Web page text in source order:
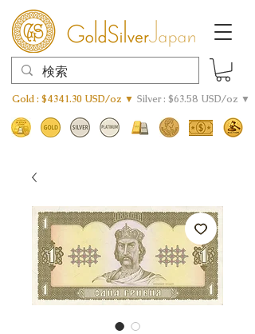
Gold : $4341.30 USD/oz ▼ Silver : $63.58 USD/oz ▼